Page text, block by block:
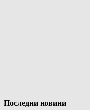
Последни новини